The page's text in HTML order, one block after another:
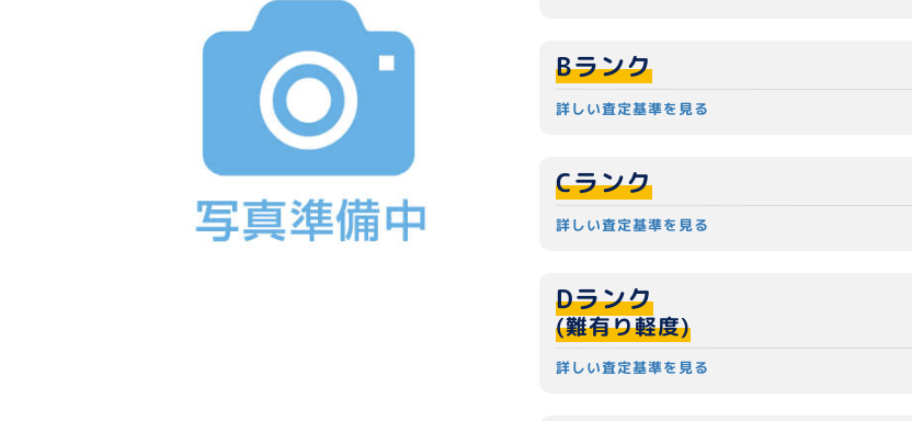
詳しい査定基準を見る
Bランク
詳しい査定基準を見る
Cランク
詳しい査定基準を見る
Dランク
(難有り軽度)